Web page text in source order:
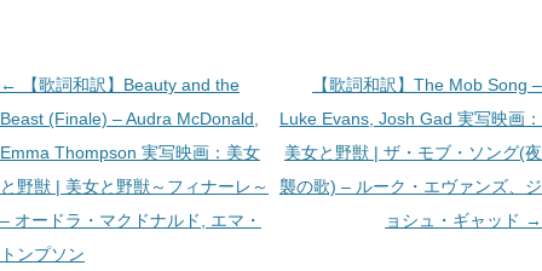
投
稿
ナ
ビ
ゲ
ー
←
【歌詞和訳】Beauty and the
Beast (Finale) – Audra McDonald,
Emma Thompson 実写映画：美女
と野獣 | 美女と野獣～フィナーレ～
– オードラ・マクドナルド, エマ・
トンプソン
【歌詞和訳】The Mob Song –
Luke Evans, Josh Gad 実写映画：
美女と野獣 | ザ・モブ・ソング(夜
襲の歌) – ルーク・エヴァンズ、ジ
ョシュ・ギャッド →